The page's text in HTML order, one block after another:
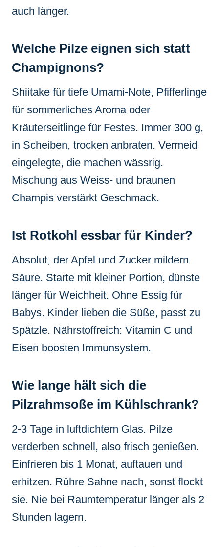
auch länger.
Welche Pilze eignen sich statt
Champignons?
Shiitake für tiefe Umami-Note, Pfifferlinge
für sommerliches Aroma oder
Kräuterseitlinge für Festes. Immer 300 g,
in Scheiben, trocken anbraten. Vermeid
eingelegte, die machen wässrig.
Mischung aus Weiss- und braunen
Champis verstärkt Geschmack.
Ist Rotkohl essbar für Kinder?
Absolut, der Apfel und Zucker mildern
Säure. Starte mit kleiner Portion, dünste
länger für Weichheit. Ohne Essig für
Babys. Kinder lieben die Süße, passt zu
Spätzle. Nährstoffreich: Vitamin C und
Eisen boosten Immunsystem.
Wie lange hält sich die
Pilzrahmsoße im Kühlschrank?
2-3 Tage in luftdichtem Glas. Pilze
verderben schnell, also frisch genießen.
Einfrieren bis 1 Monat, auftauen und
erhitzen. Rühre Sahne nach, sonst flockt
sie. Nie bei Raumtemperatur länger als 2
Stunden lagern.